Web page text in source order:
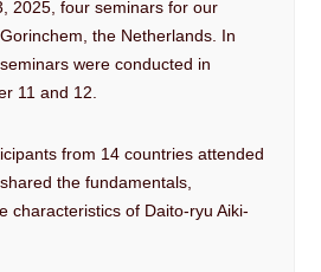
2025, four seminars for our
the Netherlands. In
were conducted in
11 and 12.
from 14 countries attended
the fundamentals,
characteristics of Daito-ryu Aiki-